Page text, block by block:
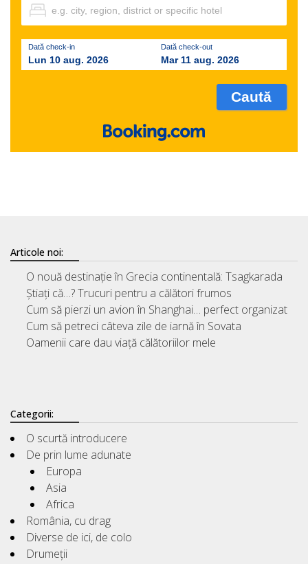
Dată check-in
Lun 10 aug. 2026
Dată check-out
Mar 11 aug. 2026
Articole noi:
O nouă destinație în Grecia continentală: Tsagkarada
Știați că…? Trucuri pentru a călători frumos
Cum să pierzi un avion în Shanghai… perfect organizat
Cum să petreci câteva zile de iarnă în Sovata
Oamenii care dau viață călătoriilor mele
Categorii:
O scurtă introducere
De prin lume adunate
Europa
Asia
Africa
România, cu drag
Diverse de ici, de colo
Drumeții